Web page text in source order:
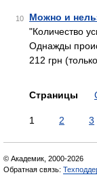
10 Можно и
"Количество
Однажды
212 грн
Страницы
1 2 3
© Академик, 2000-2026
Обратная связь: